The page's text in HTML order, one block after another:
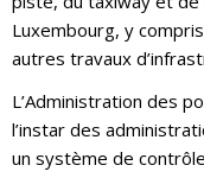
Luxembourg, y
autres travaux
L’Administration des
l’instar des
un système de